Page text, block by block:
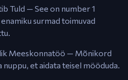
Tuld — See on number 1
surmad toimuvad
Meeskonnatöö — Mõnikord
et aidata teisel mööduda.